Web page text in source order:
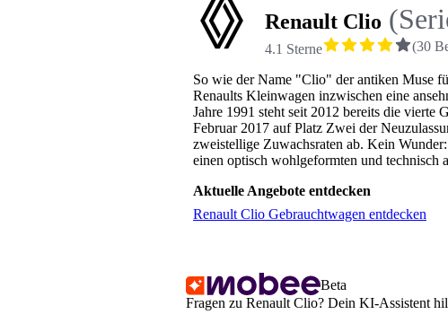
Renault Clio
4.1 Sterne (30
So wie der Name "Clio" der antiken Muse
Renaults Kleinwagen inzwischen eine
Jahre 1991 steht seit 2012 bereits die vierte
Februar 2017 auf Platz Zwei der
zweistellige Zuwachsraten ab. Kein
einen optisch wohlgeformten und technisch
Aktuelle Angebote entdecken
Renault Clio Gebrauchtwagen entdecken
Beta
Fragen zu Renault Clio? Dein KI-Assistent